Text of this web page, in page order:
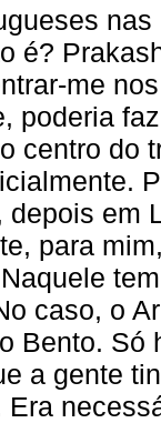
é?
me
poderia
centro do
depois em
para
caso, o
Bento. Só
a gente